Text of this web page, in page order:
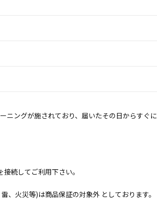
ニングが施されており、届いたその日からすぐに
続してご利用下さい。
火災等)は商品保証の対象外 としております。